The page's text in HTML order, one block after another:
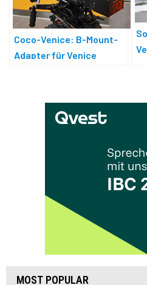
Coco-Venice: B-Mount-
Adapter für Venice
MOST POPULAR